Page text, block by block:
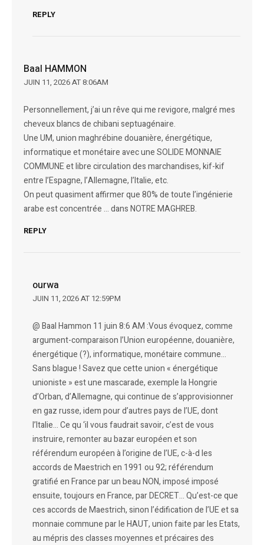
REPLY
Baal HAMMON
JUIN 11, 2026 AT 8:06AM
Personnellement, j’ai un rêve qui me revigore, malgré mes
cheveux blancs de chibani septuagénaire.
Une UM, union maghrébine douanière, énergétique,
informatique et monétaire avec une SOLIDE MONNAIE
COMMUNE et libre circulation des marchandises, kif-kif
entre l’Espagne, l’Allemagne, l’Italie, etc.
On peut quasiment affirmer que 80% de toute l’ingénierie
arabe est concentrée … dans NOTRE MAGHREB.
REPLY
ourwa
JUIN 11, 2026 AT 12:59PM
@ Baal Hammon 11 juin 8:6 AM :Vous évoquez, comme
argument-comparaison l’Union européenne, douanière,
énergétique (?), informatique, monétaire commune…
Sans blague ! Savez que cette union « énergétique
unioniste » est une mascarade, exemple la Hongrie
d’Orban, d’Allemagne, qui continue de s’approvisionner
en gaz russe, idem pour d’autres pays de l’UE, dont
l’Italie… Ce qu ‘il vous faudrait savoir, c’est de vous
instruire, remonter au bazar européen et son
référendum européen à l’origine de l’UE, c-à-d les
accords de Maestrich en 1991 ou 92; référendum
gratifié en France par un beau NON, imposé imposé
ensuite, toujours en France, par DECRET… Qu’est-ce que
ces accords de Maestrich, sinon l’édification de l’UE et sa
monnaie commune par le HAUT, union faite par les Etats,
au mépris des classes moyennes et précaires des